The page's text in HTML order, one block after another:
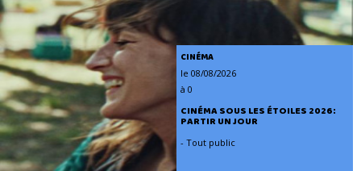
CINÉMA
le 08/08/2026
à 0
CINÉMA SOUS LES ÉTOILES 2026:
PARTIR UN JOUR
- Tout public